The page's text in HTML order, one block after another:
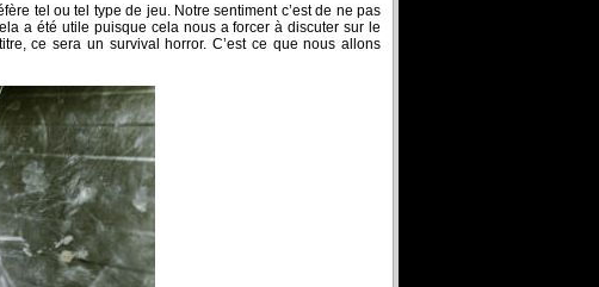
tel ou tel type de jeu. Notre sentiment c’est de ne pas
a été utile puisque cela nous a forcer à discuter sur le
ce sera un survival horror. C’est ce que nous allons